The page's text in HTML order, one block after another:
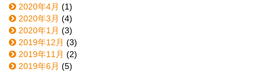
2020年4月 (1)
2020年3月 (4)
2020年1月 (3)
2019年12月 (3)
2019年11月 (2)
2019年6月 (5)